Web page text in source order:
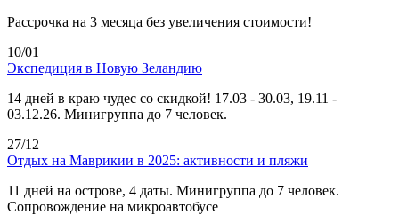
Рассрочка на 3 месяца без увеличения стоимости!
10/01
Экспедиция в Новую Зеландию
14 дней в краю чудес со скидкой! 17.03 - 30.03, 19.11 -
03.12.26. Минигруппа до 7 человек.
27/12
Отдых на Маврикии в 2025: активности и пляжи
11 дней на острове, 4 даты. Минигруппа до 7 человек.
Сопровождение на микроавтобусе